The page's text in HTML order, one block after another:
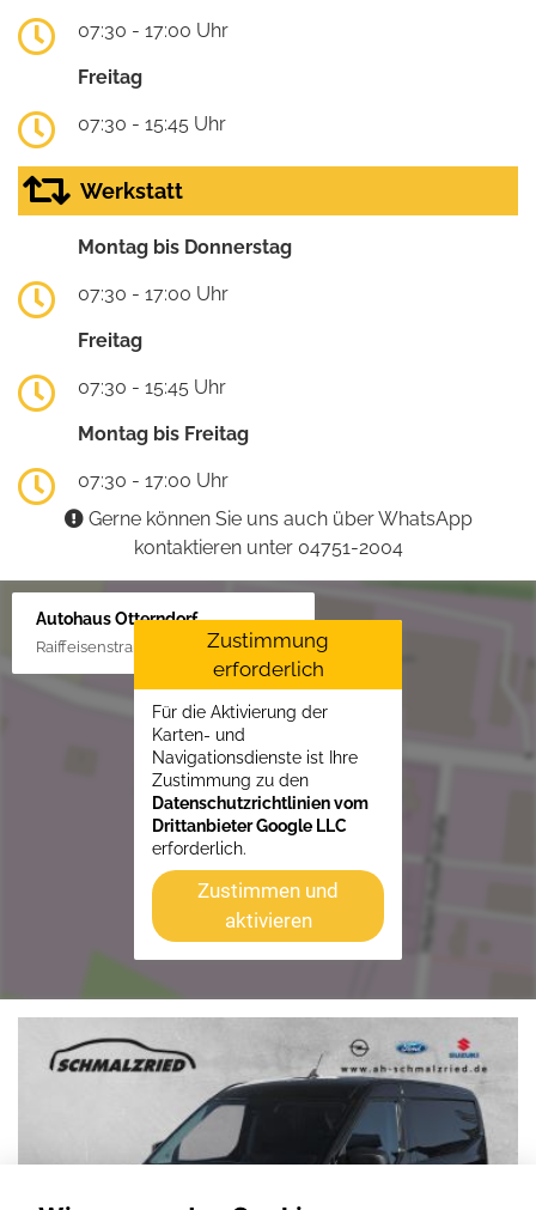
07:30 - 17:00 Uhr
Freitag
07:30 - 15:45 Uhr
Werkstatt
Montag bis Donnerstag
07:30 - 17:00 Uhr
Freitag
07:30 - 15:45 Uhr
Montag bis Freitag
07:30 - 17:00 Uhr
Gerne können Sie uns auch über WhatsApp
kontaktieren unter 04751-2004
Autohaus Otterndorf
Raiffeisenstraße 1, 21762 Otterndorf
Zustimmung
erforderlich
Für die Aktivierung der
Karten- und
Navigationsdienste ist Ihre
Zustimmung zu den
Datenschutzrichtlinien vom
Drittanbieter Google LLC
erforderlich.
Zustimmen und
aktivieren